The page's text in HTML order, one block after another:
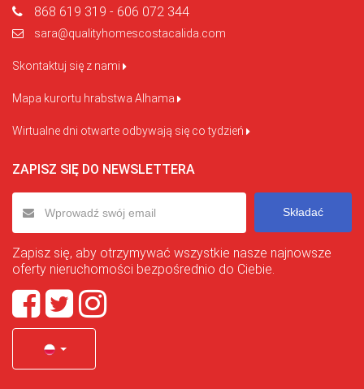
868 619 319 - 606 072 344
sara@qualityhomescostacalida.com
Skontaktuj się z nami
Mapa kurortu hrabstwa Alhama
Wirtualne dni otwarte odbywają się co tydzień
ZAPISZ SIĘ DO NEWSLETTERA
Składać
Zapisz się, aby otrzymywać wszystkie nasze najnowsze
oferty nieruchomości bezpośrednio do Ciebie.